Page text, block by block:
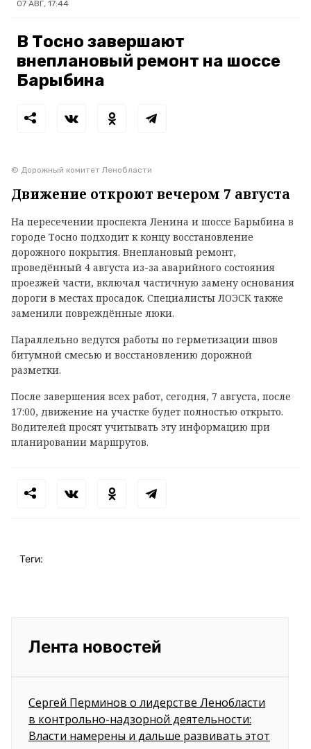
07 АВГ, 17:44
В Тосно завершают
внеплановый ремонт на шоссе
Барыбина
© Дорожный комитет Ленобласти
Движение откроют вечером 7 августа
На пересечении проспекта Ленина и шоссе Барыбина в
городе Тосно подходит к концу восстановление
дорожного покрытия. Внеплановый ремонт,
проведённый 4 августа из-за аварийного состояния
проезжей части, включал частичную замену основания
дороги в местах просадок. Специалисты ЛОЭСК также
заменили повреждённые люки.
Параллельно ведутся работы по герметизации швов
битумной смесью и восстановлению дорожной
разметки.
После завершения всех работ, сегодня, 7 августа, после
17:00, движение на участке будет полностью открыто.
Водителей просят учитывать эту информацию при
планировании маршрутов.
Теги:
Лента новостей
Сергей Перминов о лидерстве Ленобласти
в контрольно-надзорной деятельности:
Власти намерены и дальше развивать этот